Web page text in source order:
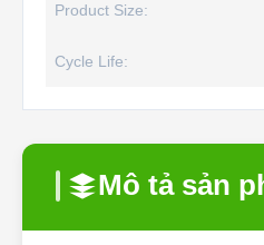
Product Size:
Cycle Life:
Mô tả sản